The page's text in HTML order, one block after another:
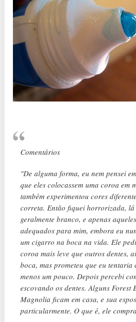
Comentários
"De alguma forma, eu nem pensei
que eles colocassem uma coroa em
também experimentou cores
correta. Então fiquei horrorizada, lá
geralmente branco, e apenas
adequados para mim, embora eu
um cigarro na boca na vida. Ele
coroa mais leve que outros dentes,
boca, mas prometeu que eu tentaria
menos um pouco. Depois percebi
escovando os dentes. Alguns Forest
Magnolia ficam em casa, e sua
particularmente. O que é, ele